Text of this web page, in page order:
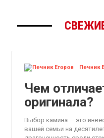
Печник
Чем
оригинала?
Выбор камина — это
вашей семьи на